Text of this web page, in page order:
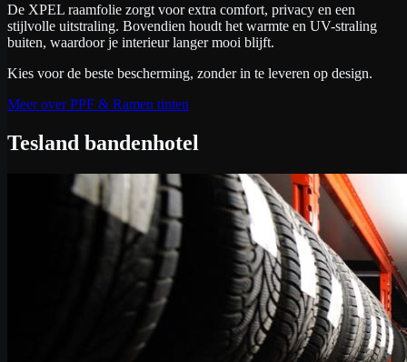
De XPEL raamfolie zorgt voor extra comfort, privacy en een
stijlvolle uitstraling. Bovendien houdt het warmte en UV-straling
buiten, waardoor je interieur langer mooi blijft.
Kies voor de beste bescherming, zonder in te leveren op design.
Meer over PPF & Ramen tinten
Tesland bandenhotel